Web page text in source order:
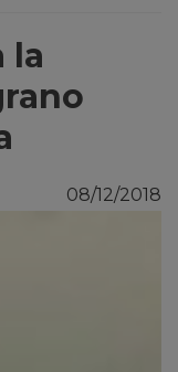
la
08/12/2018